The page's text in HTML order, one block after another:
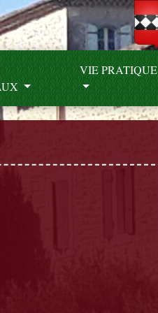
VIE PRATIQUE